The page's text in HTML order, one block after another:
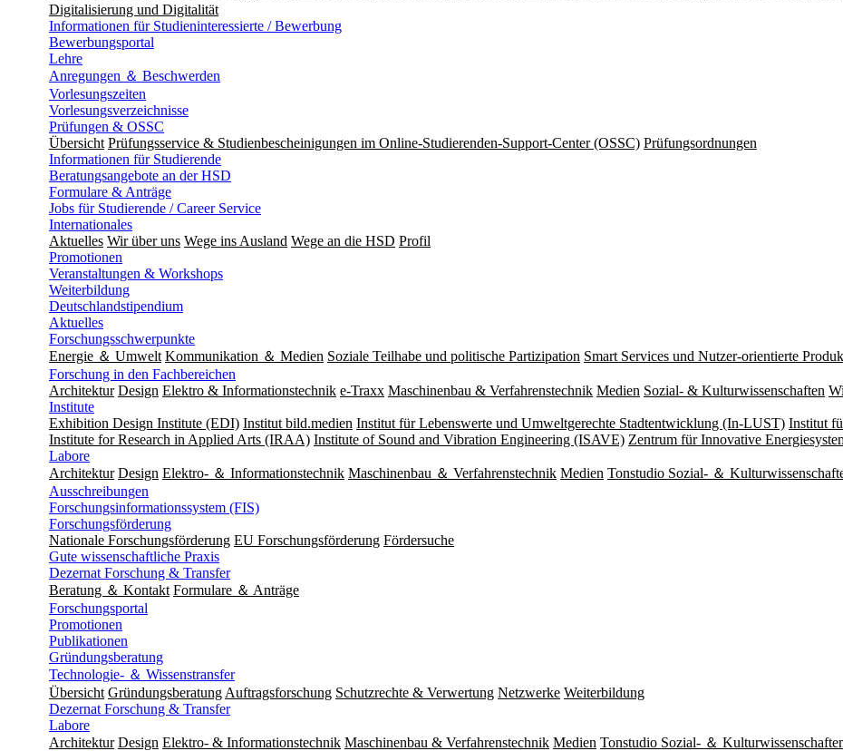
Digitalisierung und Digitalität
Informationen für Studieninteressierte / Bewerbung
Bewerbungsportal
Lehre
Anregungen ＆ Beschwerden
Vorlesungszeiten
Vorlesungsverzeichnisse
Prüfungen & OSSC
Übersicht Prüfungsservice & Studienbescheinigungen im Online-Studierenden-Support-Center (OSSC) Prüfungsordnungen
Informationen für Studierende
Beratungsangebote an der HSD
Formulare & Anträge
Jobs für Studierende / Career Service
Internationales
Aktuelles Wir über uns Wege ins Ausland Wege an die HSD Profil
Promotionen
Veranstaltungen & Workshops
Weiterbildung
Deutschlandstipendium
Aktuelles
Forschungsschwerpunkte
Energie ＆ Umwelt Kommunikation ＆ Medien Soziale Teilhabe und politische Partizipation Smart Services und Nutzer-orientierte
Forschung in den Fachbereichen
Architektur Design Elektro & Informationstechnik e-Traxx Maschinenbau & Verfahrenstechnik Medien Sozial- & Kulturwissenschaften
Institute
Exhibition Design Institute (EDI) Institut bild.medien Institut für Lebenswerte und Umweltgerechte Stadtentwicklung (In-LUST) Institut
Institute for Research in Applied Arts (IRAA) Institute of Sound and Vibration Engineering (ISAVE) Zentrum für Innovative
Labore
Architektur Design Elektro- ＆ Informationstechnik Maschinenbau ＆ Verfahrenstechnik Medien Tonstudio Sozial- ＆
Ausschreibungen
Forschungsinformationssystem (FIS)
Forschungsförderung
Nationale Forschungsförderung EU Forschungsförderung Fördersuche
Gute wissenschaftliche Praxis
Dezernat Forschung & Transfer
Beratung ＆ Kontakt Formulare ＆ Anträge
Forschungsportal
Promotionen
Publikationen
Gründungsberatung
Technologie- ＆ Wissenstransfer
Übersicht Gründungsberatung Auftragsforschung Schutzrechte & Verwertung Netzwerke Weiterbildung
Dezernat Forschung & Transfer
Labore
Architektur Design Elektro- & Informationstechnik Maschinenbau & Verfahrenstechnik Medien Tonstudio Sozial- ＆